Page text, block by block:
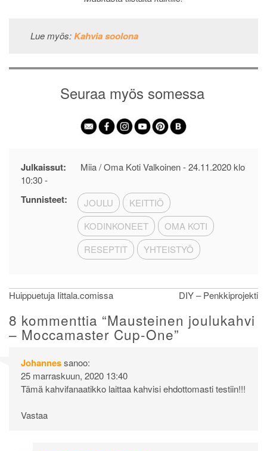
Lue myös:Kahvia soolona
Seuraa myös somessa
Julkaissut: Miia / Oma Koti Valkoinen -24.11.2020 klo
10:30-
Tunnisteet: JOULU
KEITTIÖ
KODINKONEET
OMA KOTI
RESEPTIT
YHTEISTYÖ
Artikkelien
selaus
Huippuetuja Iittala.comissa DIY – Penkkiprojekti
8 kommenttia “Mausteinen joulukahvi
– Moccamaster Cup-One”
Johannessanoo:
25 marraskuun, 2020 13:40
Tämä kahvifanaatikko laittaa kahvisi ehdottomasti testiin!!!
Vastaa